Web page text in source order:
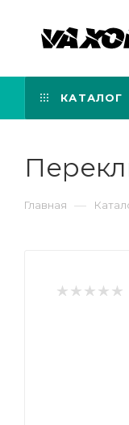
КАТАЛОГ
Главная —